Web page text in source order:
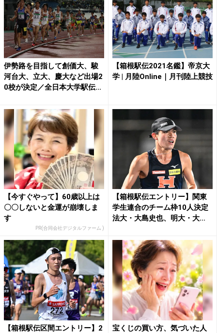
伊勢路を目指して創価大、駿
河台大、立大、慶大など出場2
0校が決定／全日本大学駅伝...
【箱根駅伝2021名鑑】帝京大
学 | 月陸Online｜月刊陸上競技
【今すぐやって】60歳以上は
〇〇しないと金運が崩壊しま
す
PR(合同会社デジタルファーム )
【箱根駅伝エントリー】関東
学生連合のチーム枠10人決定
法大・大島史也、明大・大...
【箱根駅伝区間エントリー】2 宝くじの買い方、気づいた人